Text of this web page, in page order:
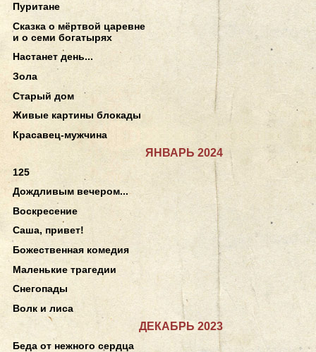
Пуритане
Сказка о мёртвой царевне
и о семи богатырях
Настанет день...
Зола
Старый дом
Живые картины блокады
Красавец-мужчина
ЯНВАРЬ 2024
125
Дождливым вечером...
Воскресение
Саша, привет!
Божественная комедия
Маленькие трагедии
Снегопады
Волк и лиса
ДЕКАБРЬ 2023
Беда от нежного сердца